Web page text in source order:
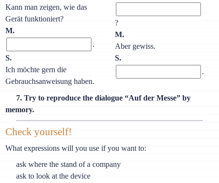
Kann man zeigen, wie das
Gerät funktioniert?
M.
.
S.
Ich möchte gern die
Gebrauchsanweisung haben.
?
M.
Aber gewiss.
S.
.
7. Try to reproduce the dialogue “Auf der Messe” by
memory.
Check yourself!
What expressions will you use if you want to:
ask where the stand of a company
ask to look at the device